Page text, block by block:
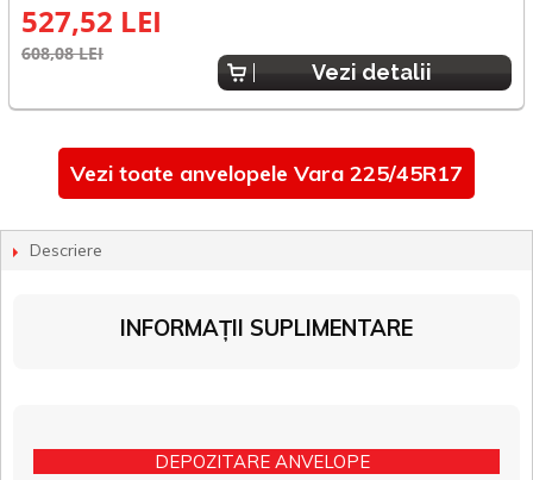
527,52 LEI
608,08 LEI
Vezi detalii
Vezi toate anvelopele Vara 225/45R17
Descriere
INFORMAȚII SUPLIMENTARE
DEPOZITARE ANVELOPE